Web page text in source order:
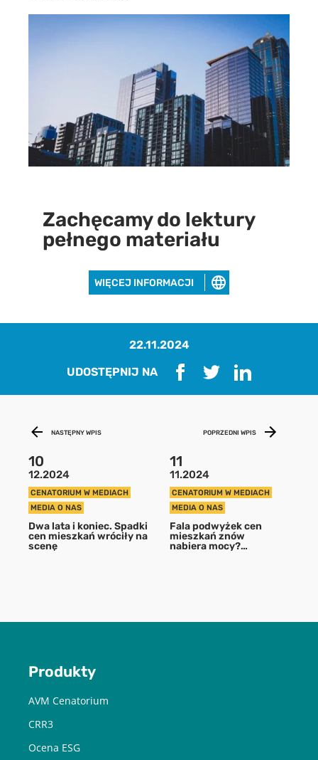
Zachęcamy do lektury
pełnego materiału
WIĘCEJ INFORMACJI
Pobierz raport
aby pobrać raport podaj swój adres
email
Chcę otrzymywać treści o charakterze marketingowym drogą e-
mail od Cenatorium Sp. z o.o. z siedzibą w Warszawie. Mam
świadomość, że mogę zrezygnować z subskrypcji w każdej chwili.
Więcej informacji o przetwarzaniu moich danych dostępnych jest
wPolityce prywatności.
22.11.2024
UDOSTĘPNIJ NA
NASTĘPNY WPIS
10
12.2024
CENATORIUM W MEDIACH
MEDIA O NAS
Dwa lata i koniec. Spadki
cen mieszkań wróciły na
scenę
POPRZEDNI WPIS
11
11.2024
CENATORIUM W MEDIACH
MEDIA O NAS
Fala podwyżek cen
mieszkań znów
nabiera mocy?
Produkty
AVM Cenatorium
CRR3
Ocena ESG